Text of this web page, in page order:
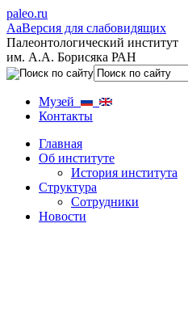
paleo.ru
AaВерсия для слабовидящих
Палеонтологический институт
им. А.А. Борисяка РАН
Музей
Контакты
Главная
Об институте
История института
Структура
Сотрудники
Новости